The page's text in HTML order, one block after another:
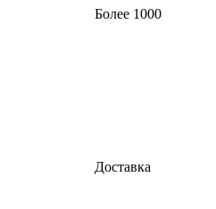
Более 1000
Доставка